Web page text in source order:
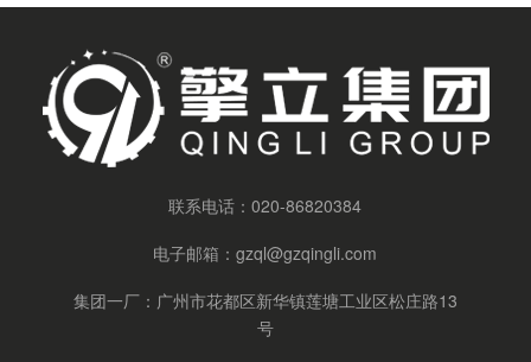
联系电话：020-86820384
电子邮箱：gzql@gzqingli.com
集团一厂：广州市花都区新华镇莲塘工业区松庄路13
号